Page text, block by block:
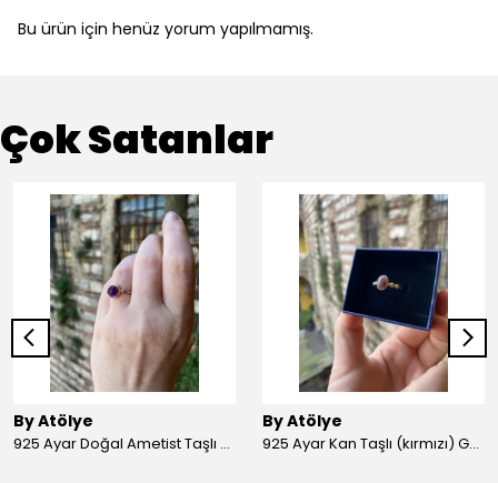
Bu ürün için henüz yorum yapılmamış.
Çok Satanlar
By Atölye
925 Ayar Doğal Ametist Taşlı Yuvarlak Gümüş Yüzük
By Atölye
925 Ayar Kan Taşlı (kırmızı) Gümüş Yüzük